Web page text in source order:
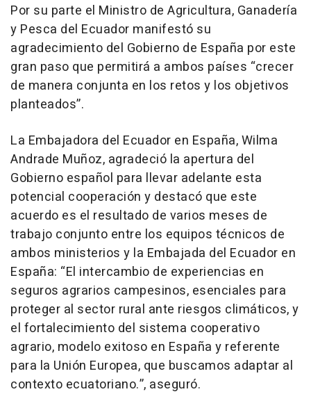
Por su parte el Ministro de Agricultura, Ganadería
y Pesca del Ecuador manifestó su
agradecimiento del Gobierno de España por este
gran paso que permitirá a ambos países “crecer
de manera conjunta en los retos y los objetivos
planteados”.
La Embajadora del Ecuador en España, Wilma
Andrade Muñoz, agradeció la apertura del
Gobierno español para llevar adelante esta
potencial cooperación y destacó que este
acuerdo es el resultado de varios meses de
trabajo conjunto entre los equipos técnicos de
ambos ministerios y la Embajada del Ecuador en
España: “El intercambio de experiencias en
seguros agrarios campesinos, esenciales para
proteger al sector rural ante riesgos climáticos, y
el fortalecimiento del sistema cooperativo
agrario, modelo exitoso en España y referente
para la Unión Europea, que buscamos adaptar al
contexto ecuatoriano.”, aseguró.